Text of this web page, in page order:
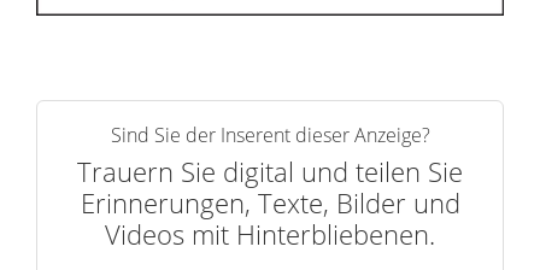
Sind Sie der Inserent dieser Anzeige?
Trauern Sie digital und teilen Sie
Erinnerungen, Texte, Bilder und
Videos mit Hinterbliebenen.